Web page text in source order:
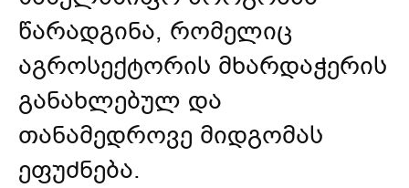
წარადგინა, რომელიც
აგროსექტორის მხარდაჭერის
განახლებულ და
თანამედროვე მიდგომას
ეფუძნება.